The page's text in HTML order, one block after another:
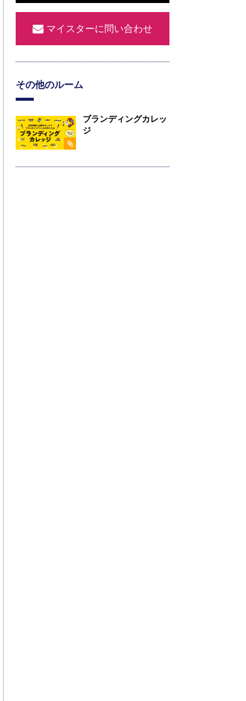
マイスターに問い合わせ
その他のルーム
ブランディングカレッ
ジ